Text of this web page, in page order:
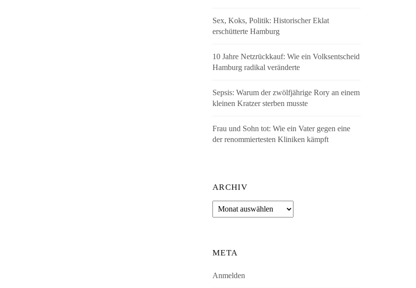
Sex, Koks, Politik: Historischer Eklat
erschütterte Hamburg
10 Jahre Netzrückkauf: Wie ein Volksentscheid
Hamburg radikal veränderte
Sepsis: Warum der zwölfjährige Rory an einem
kleinen Kratzer sterben musste
Frau und Sohn tot: Wie ein Vater gegen eine
der renommiertesten Kliniken kämpft
ARCHIV
Archiv
META
Anmelden